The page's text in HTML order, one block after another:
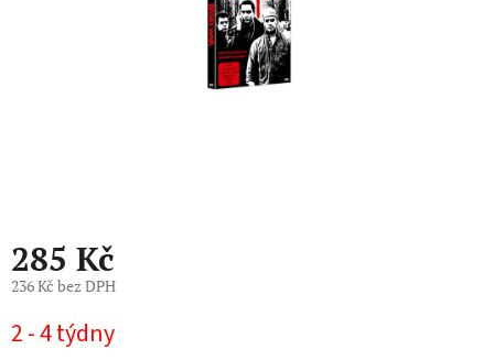
285 Kč
236 Kč bez DPH
cena:
2 - 4 týdny